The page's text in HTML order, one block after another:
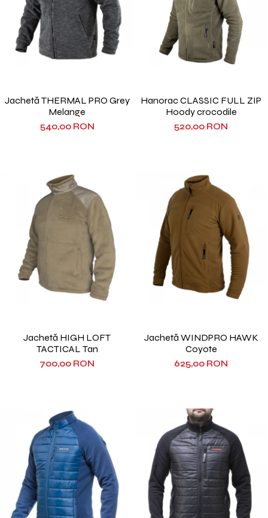
Jachetă THERMAL PRO Grey
Melange
540,00 RON
Hanorac CLASSIC FULL ZIP
Hoody crocodile
520,00 RON
Jachetă HIGH LOFT
TACTICAL Tan
700,00 RON
Jachetă WINDPRO HAWK
Coyote
625,00 RON